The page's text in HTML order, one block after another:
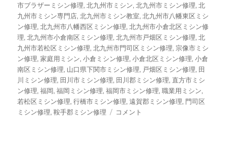
市ブラザーミシン修理,北九州市ミシン,北九州市ミシン修理,北
九州市ミシン専門店,北九州市ミシン教室,北九州市八幡東区ミシ
ン修理,北九州市八幡西区ミシン修理,北九州市小倉北区ミシン修
理,北九州市小倉南区ミシン修理,北九州市戸畑区ミシン修理,北
九州市若松区ミシン修理,北九州市門司区ミシン修理, 宗像市ミシ
ン修理,家庭用ミシン,小倉ミシン修理,小倉北区ミシン修理,小倉
南区ミシン修理, 山口県下関市ミシン修理, 戸畑区ミシン修理, 田
川ミシン修理, 田川市ミシン修理, 田川郡ミシン修理, 直方市ミシ
ン修理,福岡,福岡ミシン修理,福岡市ミシン修理,職業用ミシン,
若松区ミシン修理,行橋市ミシン修理,遠賀郡ミシン修理, 門司区
ミシン修理,鞍手郡ミシン修理
【出
コメント